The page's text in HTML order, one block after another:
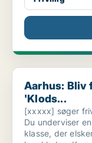
Aarhus: Bliv frivillig
Aarhus: Bliv
'Klods...
[xxxxx] søger
Du underviser
klasse, der